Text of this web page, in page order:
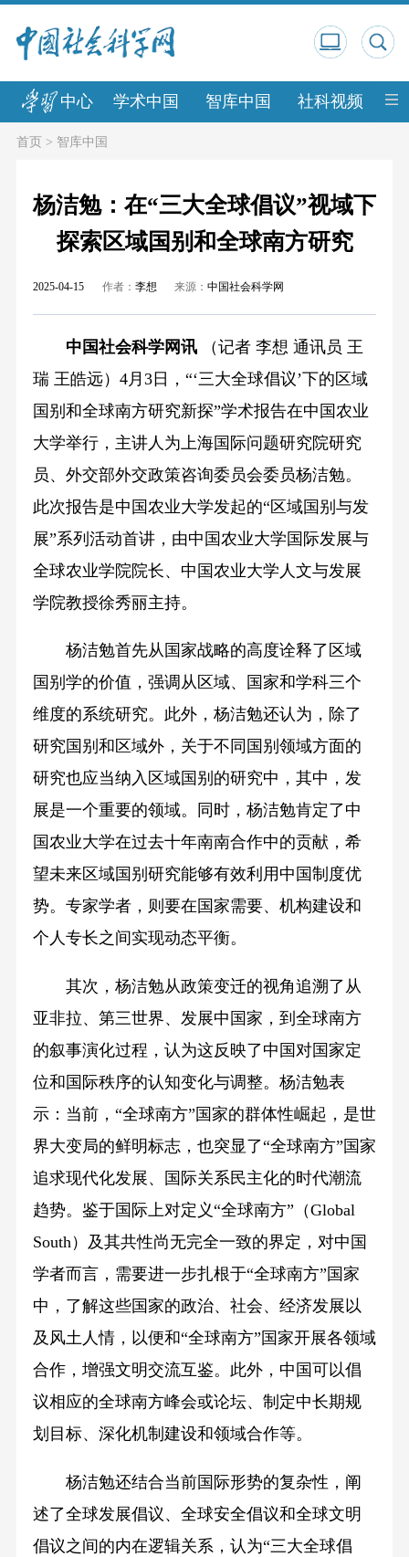
中心 学术中国 智库中国 社科视频 中
首页> 智库中国
杨洁勉：在“三大全球倡议”视域下
探索区域国别和全球南方研究
2025-04-15 作者： 李想 来源：中国社会科学网
中国社会科学网讯（记者 李想 通讯员 王
瑞 王皓远）4月3日，“‘三大全球倡议’下的区域
国别和全球南方研究新探”学术报告在中国农业
大学举行，主讲人为上海国际问题研究院研究
员、外交部外交政策咨询委员会委员杨洁勉。
此次报告是中国农业大学发起的“区域国别与发
展”系列活动首讲，由中国农业大学国际发展与
全球农业学院院长、中国农业大学人文与发展
学院教授徐秀丽主持。
杨洁勉首先从国家战略的高度诠释了区域
国别学的价值，强调从区域、国家和学科三个
维度的系统研究。此外，杨洁勉还认为，除了
研究国别和区域外，关于不同国别领域方面的
研究也应当纳入区域国别的研究中，其中，发
展是一个重要的领域。同时，杨洁勉肯定了中
国农业大学在过去十年南南合作中的贡献，希
望未来区域国别研究能够有效利用中国制度优
势。专家学者，则要在国家需要、机构建设和
个人专长之间实现动态平衡。
其次，杨洁勉从政策变迁的视角追溯了从
亚非拉、第三世界、发展中国家，到全球南方
的叙事演化过程，认为这反映了中国对国家定
位和国际秩序的认知变化与调整。杨洁勉表
示：当前，“全球南方”国家的群体性崛起，是世
界大变局的鲜明标志，也突显了“全球南方”国家
追求现代化发展、国际关系民主化的时代潮流
趋势。鉴于国际上对定义“全球南方”（Global
South）及其共性尚无完全一致的界定，对中国
学者而言，需要进一步扎根于“全球南方”国家
中，了解这些国家的政治、社会、经济发展以
及风土人情，以便和“全球南方”国家开展各领域
合作，增强文明交流互鉴。此外，中国可以倡
议相应的全球南方峰会或论坛、制定中长期规
划目标、深化机制建设和领域合作等。
杨洁勉还结合当前国际形势的复杂性，阐
述了全球发展倡议、全球安全倡议和全球文明
倡议之间的内在逻辑关系，认为“三大全球倡